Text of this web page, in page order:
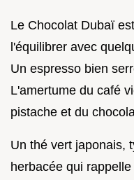
Le Chocolat Dubaï
l'équilibrer avec
Un espresso bien
L'amertume du café
pistache et du
Un thé vert japonais,
herbacée qui